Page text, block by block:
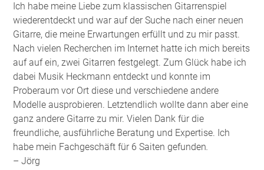
Ich habe meine Liebe zum klassischen Gitarrenspiel
wiederentdeckt und war auf der Suche nach einer neuen
Gitarre, die meine Erwartungen erfüllt und zu mir passt.
Nach vielen Recherchen im Internet hatte ich mich bereits
auf auf ein, zwei Gitarren festgelegt. Zum Glück habe ich
dabei Musik Heckmann entdeckt und konnte im
Proberaum vor Ort diese und verschiedene andere
Modelle ausprobieren. Letztendlich wollte dann aber eine
ganz andere Gitarre zu mir. Vielen Dank für die
freundliche, ausführliche Beratung und Expertise. Ich
habe mein Fachgeschäft für 6 Saiten gefunden.
– Jörg